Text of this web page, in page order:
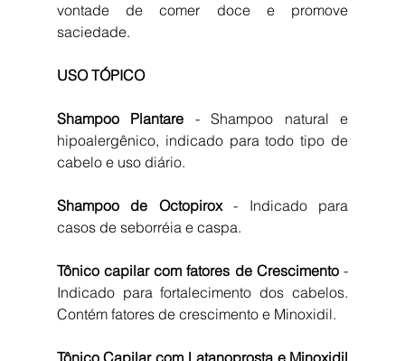
vontade de comer doce e promove
saciedade.
USO TÓPICO
Shampoo Plantare - Shampoo natural e
hipoalergênico, indicado para todo tipo de
cabelo e uso diário.
Shampoo de Octopirox - Indicado para
casos de seborréia e caspa.
Tônico capilar com fatores de Crescimento -
Indicado para fortalecimento dos cabelos.
Contém fatores de crescimento e Minoxidil.